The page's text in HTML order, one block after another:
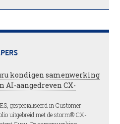
kondigen samenwerking
AI-aangedreven CX-
gespecialiseerd in Customer
uitgebreid met de storm® CX-